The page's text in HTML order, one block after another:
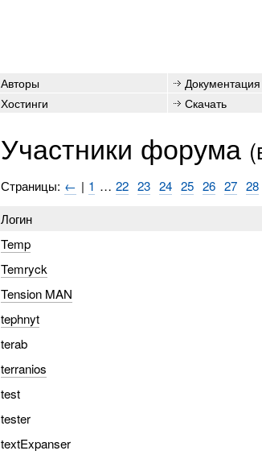
Авторы Документация
Хостинги Скачать
Участники форума
Страницы: ← | 1 …22 23 24 25 26 27 28
Логин
Temp
Temryck
Tension MAN
tephnyt
terab
terranios
test
tester
textExpanser